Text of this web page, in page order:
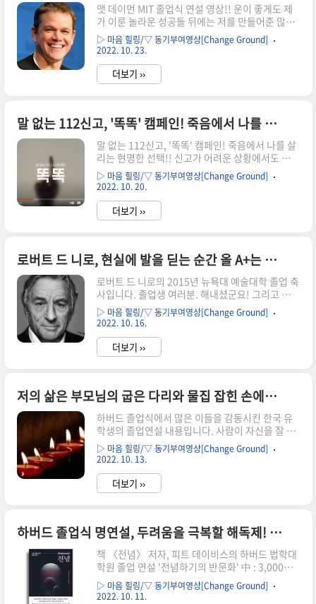
있어 공유해 봅니다. 나의 삶이 아직 조연에 불과하
다 슬퍼마세요.^^
맷 데이먼 MIT 졸업식 연설 영상!! 운이 좋게도 제
가 이룬 놀라운 성공들 뒤에는 저를 만들어준 많은
오디션들이 있었습니다. 벤과 저는 신인배우 시절
많은 오디션을 봤죠. 우리는 버스를 타고 뉴욕까지
해 연기한 후 이런 말을 듣곤 했죠. "네. 감사합니
다." 그 말은 곧 떨어졌다는 뜻이죠. 저희는 그걸
지금 이런 생각을 하시겠죠. '맷. 고맙긴 한데' '그래
실패는 좋은거지' '너무 좋지' '그런데 고등학교 졸
업때 들었던 내용 말고 다른건 없니?' 알겠습니다.
그렇게 하죠. MIT 졸업생들에게 진짜 위험한 것이
뭔지 아십니까? "감사합니다"를 잘 당하지 않는다
는 ..
▷ 마음 힐링/▽ 동기부여영상[Change Ground]
2022. 10. 23.
더보기 ››
말 없는 112신고, '똑똑' 캠페인! 죽음에서 나를 살리는 현명한 선택!!
말 없는 112신고, '똑똑' 캠페인! 죽음에서 나를 살
리는 현명한 선택!! 신고가 어려운 상황에서도 경찰
에 도움을 요청할 수 있는 말 없는 112신고 캠페인
"똑똑" 영상입니다. 꼭 알아주시면 좋겠습니다. 신
면 두 그릇 갖다주세요. 경찰: 자장면이요? 혹시 남
자친구한테 맞았어요? 신고자: 네... 경찰: 자장면
해자와 피해자가 함께 있어서 말로 하는 신고가 어
렵기 때문이죠. 어떻게 하면 경찰이 말하기 힘든 상
황의 피해자에게 도움의 손길을 건넬 수 있을까? 말
없는 112신고 캠페인! 똑똑!! 이제 112에 전화를
건 뒤 숫자 버튼을 똑똑 눌러 말할 수 없는 상..
▷ 마음 힐링/▽ 동기부여영상[Change Ground]
2022. 10. 20.
더보기 ››
로버트 드 니로, 현실에 발을 딛는 순간 올 A+는 두 번 다시 없습니다
로버트 드 니로의 2015년 뉴욕대 예술대학 졸업 축
사입니다. 졸업생 여러분. 해내셨군요! 그리고 이제
큰일 났어요. 한 번 생각해보세요. 간호대 졸업생들
은 전부 취업합니다. 치대 졸업생들도 전부 직장을
습니다. 안 괜찮다고 해도 뭐 어때요. 변호사인데.
하지만 여러분은 그런 선택권이 없었어요. 그렇죠?
거스를 수가 없어요. 그냥 하게 되죠. 예술 분야에
은 단순히 꿈을 쫓는 것이 아니라 운명에 다가가고
있죠. 댄서, 가수, 안무가, 음악가, 영화 제작자, 작
가, 사진작가, 감독, 프로듀서, 배우, 예술가 까지.
맞..
▷ 마음 힐링/▽ 동기부여영상[Change Ground]
2022. 10. 16.
더보기 ››
저의 삶은 부모님의 굽은 다리와 물집 잡힌 손에서 나온 것, 저의 재능은 그들의 노동에서 따로 떼어 놓을 수 없습니다
하버드 졸업식에서 많은 이들을 감동시킨 한국 유
학생의 졸업연설 내용입니다. 사람이 자신을 잘 통
찰하고, 삶을 진지하게 고민하면 이렇게까지 빛날
수 있구나!! 느낍니다. 개인적으로 많은 분들이 꼭
것을 알아내기 위해 하버드에 왔죠. 하지만 우리가
답을 모르더라도 우리 스스로에게 자주하는 질문이
재능으로 환자를 보호하거나 치료할 것이고, 많은
학생들이 변호사, 국회의원, 작가, 배우, 만화가, 주
지사가 될 겁니다. 제가 이 질문을 스스로 생각해보
지 않았다면 거짓말일 겁니다. 하지만 전 이 질문에
상당히 상실감을 가졌습니다. 저는 하버드의 많은
학생들을 좋아하고 이..
▷ 마음 힐링/▽ 동기부여영상[Change Ground]
2022. 10. 13.
더보기 ››
하버드 졸업식 명연설, 두려움을 극복할 해독제! 그것은 우리의 시간입니다
책 〈전념〉 저자, 피트 데이비스의 하버드 법학대
학원 졸업 연설 '전념하기의 반문화' 中 : 3,000만
명이 봤다는 격하게 공감되는 연설!! 우리는 두려워
하지 않아도 됩니다. 우리가 가지고 있는 것 중에서
▷ 마음 힐링/▽ 동기부여영상[Change Ground]
2022. 10. 11.